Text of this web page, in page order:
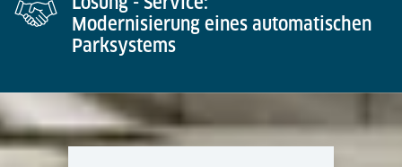
Modernisierung eines automatischen
Parksystems